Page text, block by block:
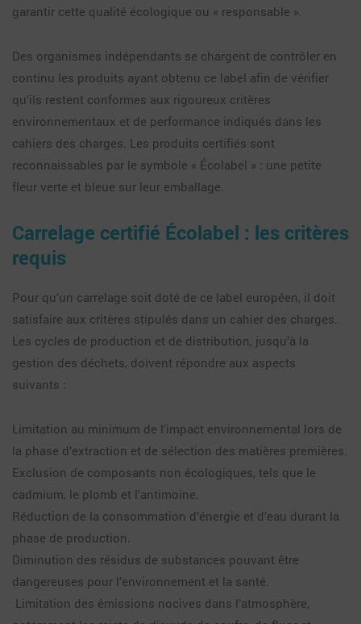
garantir cette qualité écologique ou « responsable ».
Des organismes indépendants se chargent de contrôler en
continu les produits ayant obtenu ce label afin de vérifier
qu’ils restent conformes aux rigoureux critères
environnementaux et de performance indiqués dans les
cahiers des charges. Les produits certifiés sont
reconnaissables par le symbole « Écolabel » : une petite
fleur verte et bleue sur leur emballage.
Carrelage certifié Écolabel : les critères
requis
Pour qu’un carrelage soit doté de ce label européen, il doit
satisfaire aux critères stipulés dans un cahier des charges.
Les cycles de production et de distribution, jusqu’à la
gestion des déchets, doivent répondre aux aspects
suivants :
Limitation au minimum de l’impact environnemental lors de
la phase d’extraction et de sélection des matières premières.
Exclusion de composants non écologiques, tels que le
cadmium, le plomb et l’antimoine.
Réduction de la consommation d’énergie et d’eau durant la
phase de production.
Diminution des résidus de substances pouvant être
dangereuses pour l’environnement et la santé.
Limitation des émissions nocives dans l’atmosphère,